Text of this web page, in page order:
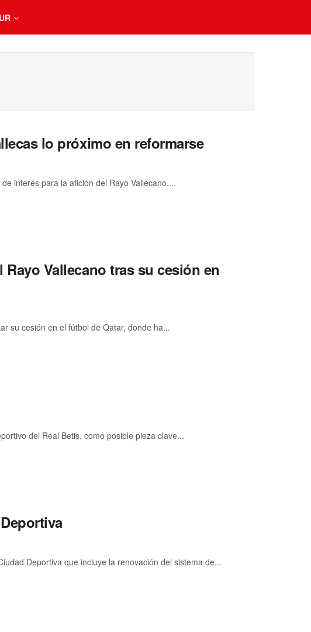
UR
lo próximo en reformarse
interés para la afición del Rayo Vallecano,...
Rayo Vallecano tras su cesión en
su cesión en el fútbol de Qatar, donde ha...
del Real Betis, como posible pieza clave...
Deportiva que incluye la renovación del sistema de...